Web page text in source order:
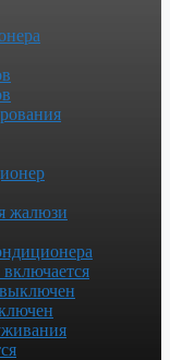
жалюзи
выключен